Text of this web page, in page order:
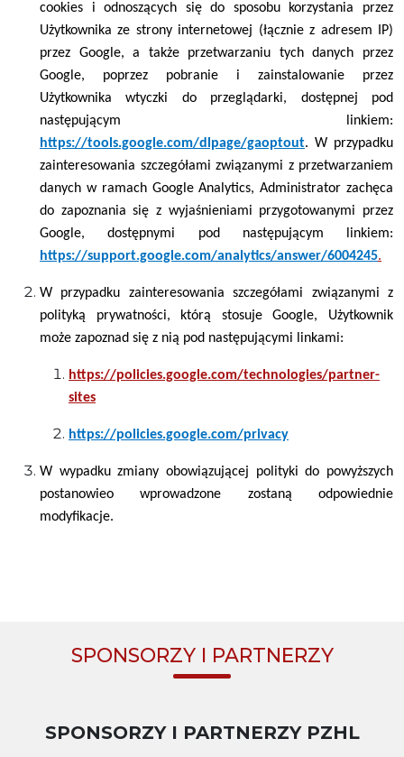
cookies i odnoszących się do sposobu korzystania przez
Użytkownika ze strony internetowej (łącznie z adresem IP)
przez Google, a także przetwarzaniu tych danych przez
Google, poprzez pobranie i zainstalowanie przez
Użytkownika wtyczki do przeglądarki, dostępnej pod
następującym linkiem:
https://tools.google.com/dlpage/gaoptout. W przypadku
zainteresowania szczegółami związanymi z przetwarzaniem
danych w ramach Google Analytics, Administrator zachęca
do zapoznania się z wyjaśnieniami przygotowanymi przez
Google, dostępnymi pod następującym linkiem:
https://support.google.com/analytics/answer/6004245.
W przypadku zainteresowania szczegółami związanymi z
polityką prywatności, którą stosuje Google, Użytkownik
może zapoznad się z nią pod następującymi linkami:
https://policies.google.com/technologies/partner-
sites
https://policies.google.com/privacy
W wypadku zmiany obowiązującej polityki do powyższych
postanowieo wprowadzone zostaną odpowiednie
modyfikacje.
SPONSORZY I PARTNERZY
SPONSORZY I PARTNERZY PZHL